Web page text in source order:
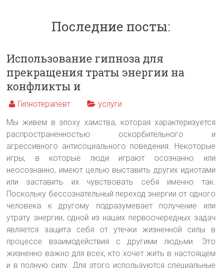
Последние посты:
Использование гипноза для
прекращения траты энергии на
конфликты и
Гипнотерапевт
услуги
Мы живем в эпоху хамства, которая характеризуется
распространенностью оскорбительного и
агрессивного антисоциального поведения. Некоторые
игры, в которые люди играют осознанно или
неосознанно, имеют целью выставить других идиотами
или заставить их чувствовать себя именно так.
Поскольку бессознательный переход энергии от одного
человека к другому подразумевает получение или
утрату энергии, одной из наших первоочередных задач
является защита себя от утечки жизненной силы в
процессе взаимодействия с другими людьми. Это
жизненно важно для всех, кто хочет жить в настоящем
и в полную силу. Для этого используются специальные